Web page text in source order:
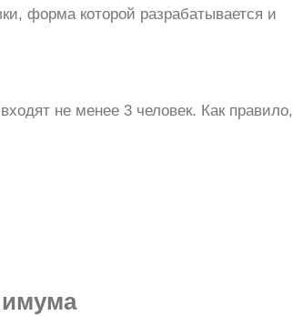
форма которой разрабатывается и
не менее 3 человек. Как правило,